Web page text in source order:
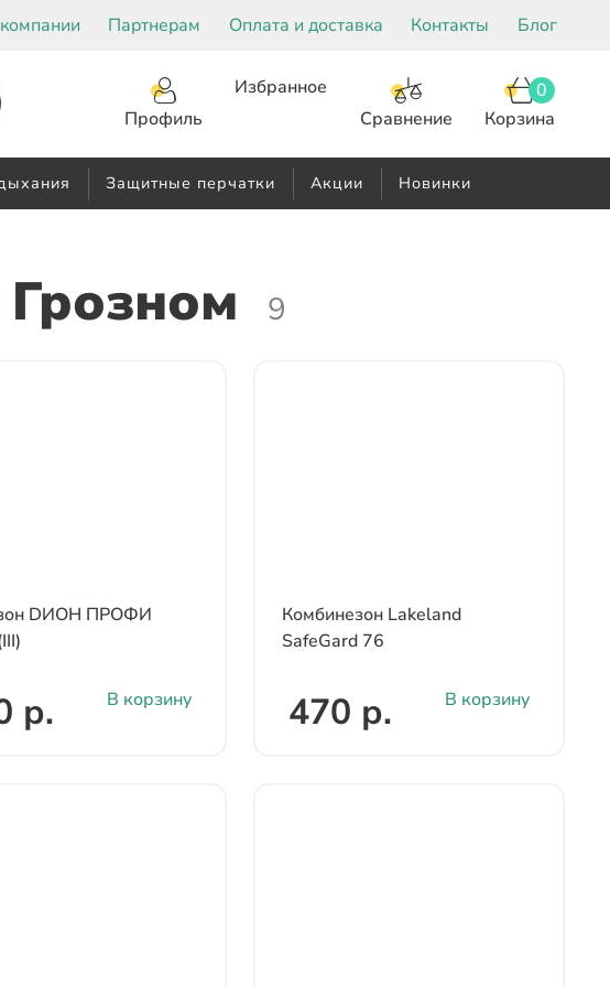
Партнерам Оплата и доставка Контакты Блог
Профиль
Избранное
Сравнение
Корзина
0
Защитные перчатки Акции Новинки
Грозном 9
DИОН ПРОФИ
р. В корзину
Комбинезон Lakeland
SafeGard 76
470 р. В корзину